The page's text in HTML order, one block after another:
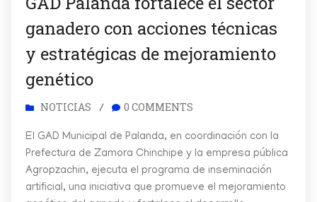
ganadero con acciones técnicas
y estratégicas de mejoramiento
genético
NOTICIAS / 0 COMMENTS
El GAD Municipal de Palanda, en coordinación con la
Prefectura de Zamora Chinchipe y la empresa pública
Agropzachin, ejecuta el programa de inseminación
artificial, una iniciativa que promueve el mejoramiento